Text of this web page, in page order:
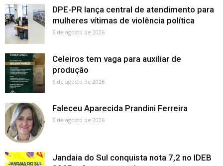
DPE-PR lança central de atendimento para
mulheres vítimas de violência política
6 de agosto de 2026
Celeiros tem vaga para auxiliar de
produção
6 de agosto de 2026
Faleceu Aparecida Prandini Ferreira
6 de agosto de 2026
Jandaia do Sul conquista nota 7,2 no IDEB